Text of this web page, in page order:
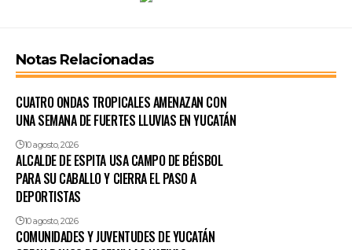
Notas Relacionadas
CUATRO ONDAS TROPICALES AMENAZAN CON
UNA SEMANA DE FUERTES LLUVIAS EN YUCATÁN
10 agosto, 2026
ALCALDE DE ESPITA USA CAMPO DE BÉISBOL
PARA SU CABALLO Y CIERRA EL PASO A
DEPORTISTAS
10 agosto, 2026
COMUNIDADES Y JUVENTUDES DE YUCATÁN